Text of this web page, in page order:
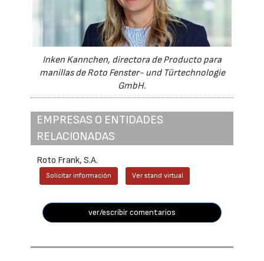
Inken Kannchen, directora de Producto para
manillas de Roto Fenster- und Türtechnologie
GmbH.
EMPRESAS O ENTIDADES
RELACIONADAS
Roto Frank, S.A.
Solicitar información Ver stand virtual
ver/escribir comentarios